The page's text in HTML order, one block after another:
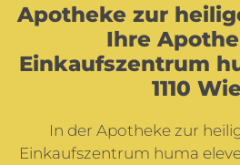
Apotheke zur
Ihre
Einkaufszentrum
1110
In der Apotheke zur
Einkaufszentrum huma